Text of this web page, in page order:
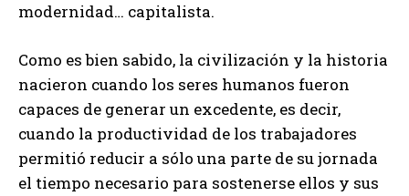
modernidad… capitalista.
Como es bien sabido, la civilización y la historia
nacieron cuando los seres humanos fueron
capaces de generar un excedente, es decir,
cuando la productividad de los trabajadores
permitió reducir a sólo una parte de su jornada
el tiempo necesario para sostenerse ellos y sus